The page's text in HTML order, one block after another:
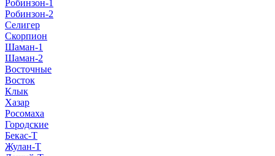
Робинзон-1
Робинзон-2
Селигер
Скорпион
Шаман-1
Шаман-2
Восточные
Восток
Клык
Хазар
Росомаха
Городские
Бекас-Т
Жулан-Т